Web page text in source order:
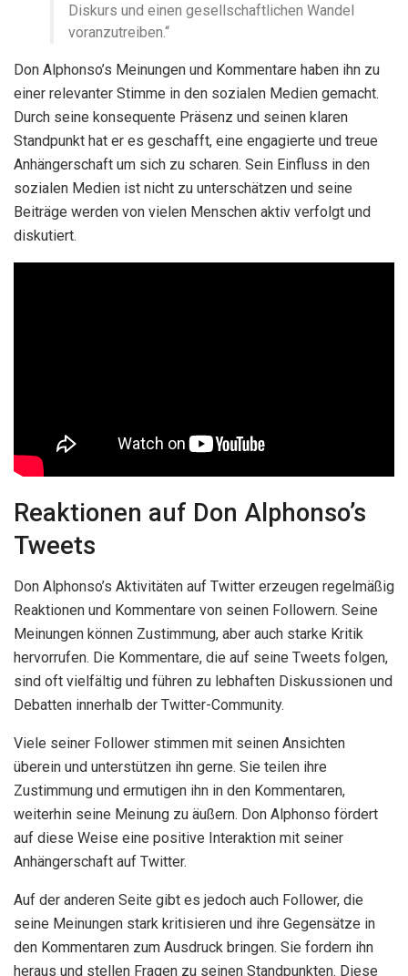
Diskurs und einen gesellschaftlichen Wandel
voranzutreiben.“
Don Alphonso’s Meinungen und Kommentare haben ihn zu
einer relevanter Stimme in den sozialen Medien gemacht.
Durch seine konsequente Präsenz und seinen klaren
Standpunkt hat er es geschafft, eine engagierte und treue
Anhängerschaft um sich zu scharen. Sein Einfluss in den
sozialen Medien ist nicht zu unterschätzen und seine
Beiträge werden von vielen Menschen aktiv verfolgt und
diskutiert.
Reaktionen auf Don Alphonso’s
Tweets
Don Alphonso’s Aktivitäten auf Twitter erzeugen regelmäßig
Reaktionen und Kommentare von seinen Followern. Seine
Meinungen können Zustimmung, aber auch starke Kritik
hervorrufen. Die Kommentare, die auf seine Tweets folgen,
sind oft vielfältig und führen zu lebhaften Diskussionen und
Debatten innerhalb der Twitter-Community.
Viele seiner Follower stimmen mit seinen Ansichten
überein und unterstützen ihn gerne. Sie teilen ihre
Zustimmung und ermutigen ihn in den Kommentaren,
weiterhin seine Meinung zu äußern. Don Alphonso fördert
auf diese Weise eine positive Interaktion mit seiner
Anhängerschaft auf Twitter.
Auf der anderen Seite gibt es jedoch auch Follower, die
seine Meinungen stark kritisieren und ihre Gegensätze in
den Kommentaren zum Ausdruck bringen. Sie fordern ihn
heraus und stellen Fragen zu seinen Standpunkten. Diese